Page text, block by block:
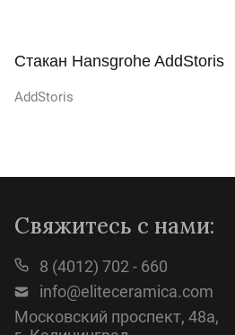
Просмотр
Стакан Hansgrohe AddStoris
AddStoris
Свяжитесь с нами:
8 (4012) 702 - 660
info@eliteceramica.com
Московский проспект, 48а,